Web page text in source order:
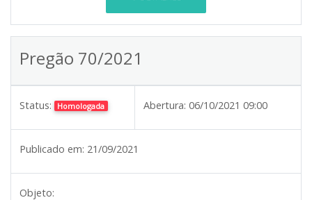
Pregão 70/2021
Status: Homologada Abertura: 06/10/2021 09:00
Publicado em: 21/09/2021
Objeto: